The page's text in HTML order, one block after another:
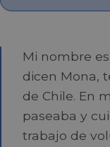
Mi nombre
dicen Mona,
de Chile. En
paseaba y
trabajo de